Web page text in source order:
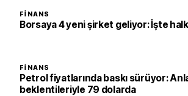
FINANS
Borsaya 4 yeni şirket geliyor: İşte
FINANS
Petrol fiyatlarında baskı sürüyor:
beklentileriyle 79 dolarda